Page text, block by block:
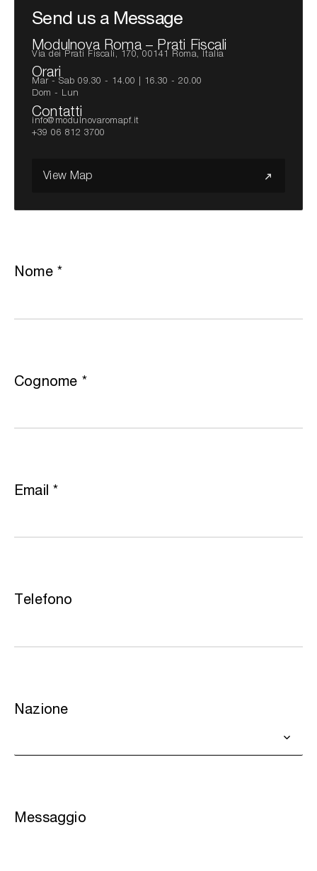
Send us a Message
Modulnova Roma – Prati Fiscali
Via dei Prati Fiscali, 170, 00141 Roma, Italia
Orari
Mar - Sab 09.30 - 14.00 | 16.30 - 20.00
Dom - Lun
Contatti
info@modulnovaromapf.it
+39 06 812 3700
View Map
Nome*
Cognome *
Email *
Telefono
Nazione
Messaggio